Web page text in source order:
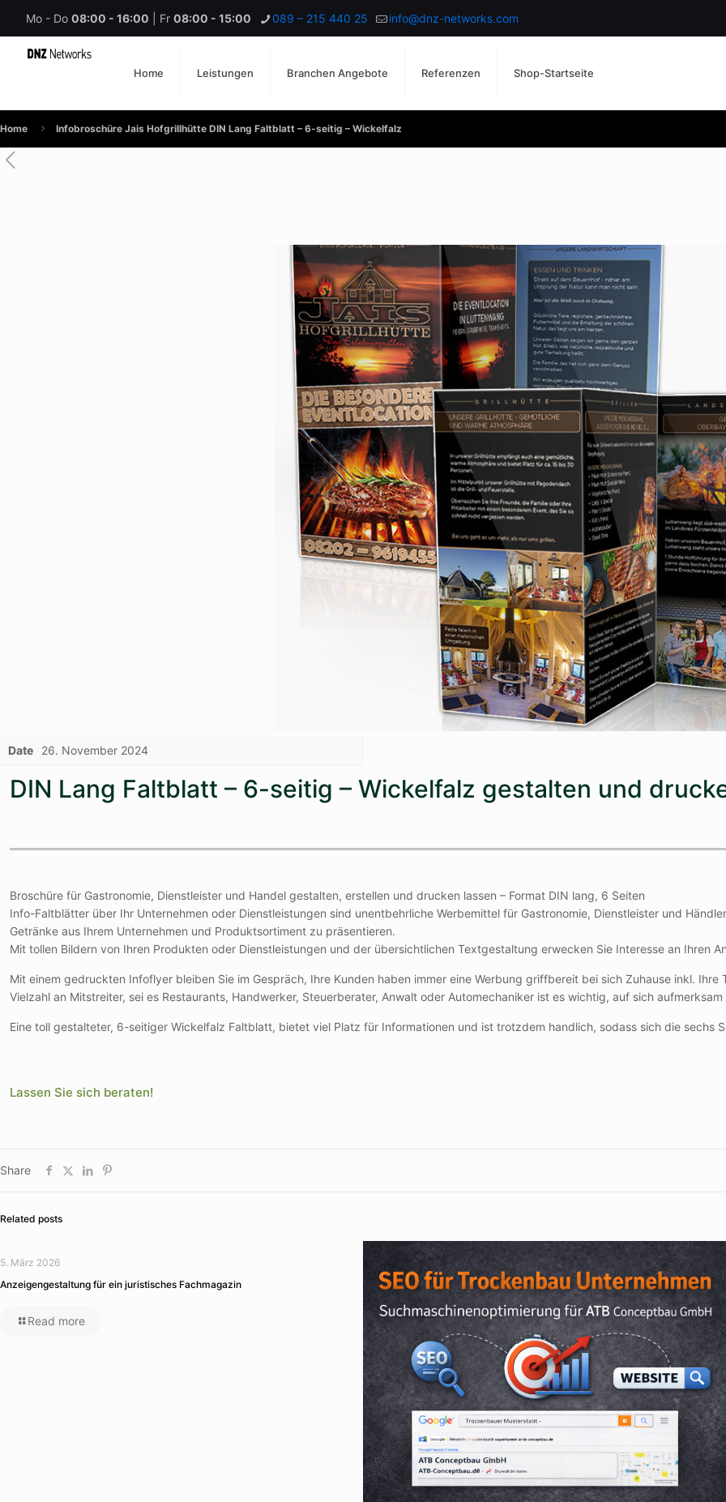
Mo - Do 08:00 - 16:00 | Fr 08:00 - 15:00 089 – 215 440 25 info@dnz-networks.com
Home Leistungen Branchen Angebote Referenzen Shop-Startseite
Home Infobroschüre Jais Hofgrillhütte DIN Lang Faltblatt – 6-seitig – Wickelfalz
Date 26. November 2024
DIN Lang Faltblatt – 6-seitig – Wickelfalz gestalten und
Broschüre für Gastronomie, Dienstleister und Handel gestalten, erstellen und drucken lassen – Format DIN lang, 6 Seiten
Info-Faltblätter über Ihr Unternehmen oder Dienstleistungen sind unentbehrliche Werbemittel für Gastronomie, Dienstleister und
Getränke aus Ihrem Unternehmen und Produktsortiment zu präsentieren.
Mit tollen Bildern von Ihren Produkten oder Dienstleistungen und der übersichtlichen Textgestaltung erwecken Sie Interesse an Ihren
Mit einem gedruckten Infoflyer bleiben Sie im Gespräch, Ihre Kunden haben immer eine Werbung griffbereit bei sich Zuhause inkl.
Vielzahl an Mitstreiter, sei es Restaurants, Handwerker, Steuerberater, Anwalt oder Automechaniker ist es wichtig, auf sich
Eine toll gestalteter, 6-seitiger Wickelfalz Faltblatt, bietet viel Platz für Informationen und ist trotzdem handlich, sodass sich die sechs
Lassen Sie sich beraten!
Share
Related posts
5. März 2026
Anzeigengestaltung für ein juristisches Fachmagazin
Read more